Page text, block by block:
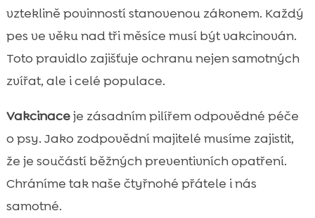
vzteklině povinností stanovenou zákonem. Každý
pes ve věku nad tři měsíce musí být vakcinován.
Toto pravidlo zajišťuje ochranu nejen samotných
zvířat, ale i celé populace.
Vakcinaceje zásadním pilířem odpovědné péče
o psy. Jako zodpovědní majitelé musíme zajistit,
že je součástí běžných preventivních opatření.
Chráníme tak naše čtyřnohé přátele i nás
samotné.